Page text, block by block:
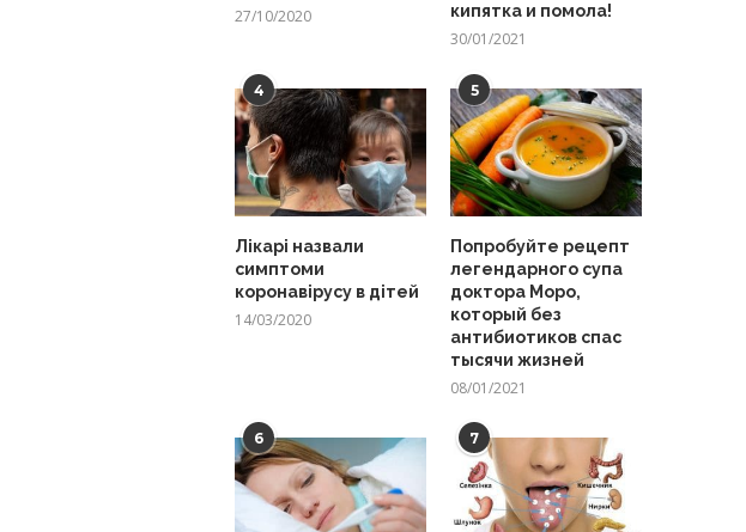
27/10/2020
кипятка и помола!
30/01/2021
4
Лікарі назвали
симптоми
коронавірусу в дітей
14/03/2020
5
Попробуйте рецепт
легендарного супа
доктора Моро,
который без
антибиотиков спас
тысячи жизней
08/01/2021
6 7